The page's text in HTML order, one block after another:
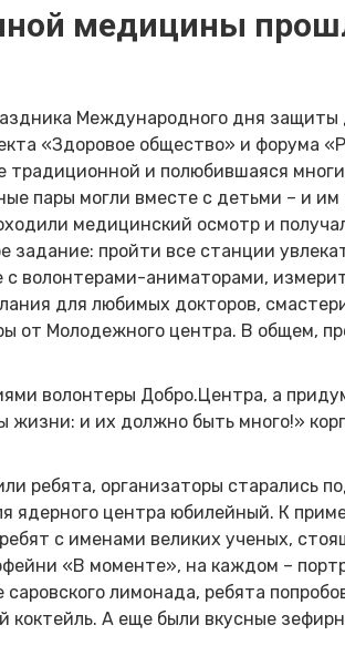
медицины
Международного дня защиты
«Здоровое общество» и форума
традиционной и полюбившаяся
пары могли вместе с детьми – и им
медицинский осмотр и
задание: пройти все станции
волонтерами-аниматорами,
для любимых докторов,
от Молодежного центра. В общем,
волонтеры Добро.Центра, а
и их должно быть много!»
ребята, организаторы старались
ядерного центра юбилейный. К
с именами великих ученых,
«В моменте», на каждом –
саровского лимонада, ребята
коктейль. А еще были вкусные